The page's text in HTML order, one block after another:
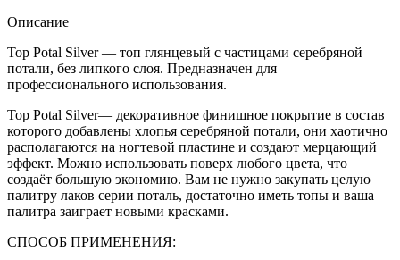
Описание
Тоp Potal Silver — топ глянцевый с частицами серебряной
потали, без липкого слоя. Предназначен для
профессионального использования.
Тоp Potal Silver— декоративное финишное покрытие в состав
которого добавлены хлопья серебряной потали, они хаотично
располагаются на ногтевой пластине и создают мерцающий
эффект. Можно использовать поверх любого цвета, что
создаёт большую экономию. Вам не нужно закупать целую
палитру лаков серии поталь, достаточно иметь топы и ваша
палитра заиграет новыми красками.
СПОСОБ ПРИМЕНЕНИЯ: